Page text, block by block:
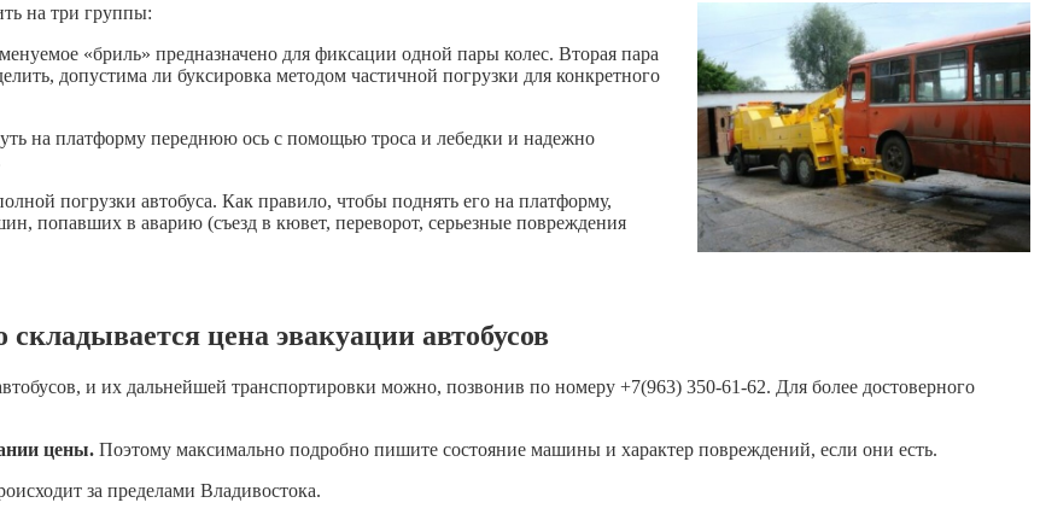
на три группы:
«бриль» предназначено для фиксации одной пары колес. Вторая пара
допустима ли буксировка методом частичной погрузки для конкретного
на платформу переднюю ось с помощью троса и лебедки и надежно
погрузки автобуса. Как правило, чтобы поднять его на платформу,
попавших в аварию (съезд в кювет, переворот, серьезные повреждения
складывается цена эвакуации автобусов
и их дальнейшей транспортировки можно, позвонив по номеру +7(963) 350-61-62. Для более достоверного
цены. Поэтому максимально подробно пишите состояние машины и характер повреждений, если они есть.
за пределами Владивостока.